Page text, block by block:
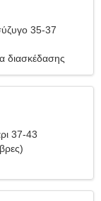
35-37
διασκέδασης
37-43